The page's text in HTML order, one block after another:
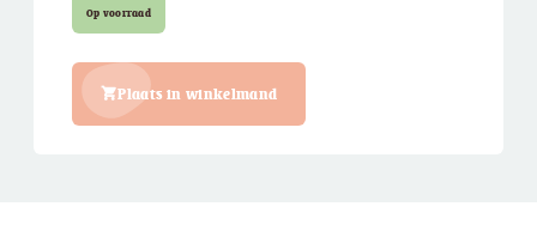
Op voorraad
Plaats in winkelmand